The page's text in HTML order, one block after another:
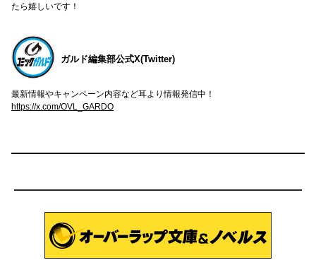
たら嬉しいです！
ガルド編集部公式X(Twitter)
最新情報やキャンペーン内容など耳より情報発信中！
https://x.com/OVL_GARDO